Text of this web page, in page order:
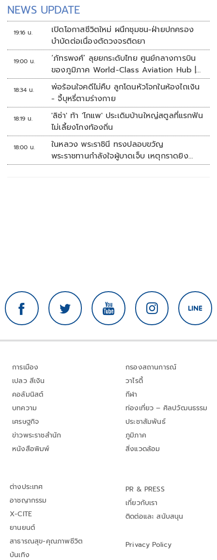
NEWS UPDATE
19:16 น.
เปิดโอกาสชีวิตใหม่ ผนึกชุมชน-ฝ่ายปกครอง
บำบัดต่อเนื่องตัดวงจรติดยา
19:00 น.
‘ภัทรพงศ์’ ลุยยกระดับไทย ศูนย์กลางการบิน
ของภูมิภาค World-Class Aviation Hub |
ห้องข่าวไทยโพสต์สุดสัปดาห์
18:34 น.
พ่อร้อนใจคดีไม่คืบ ลูกโดนหัวโจกในห้องไถเงิน
- จี้บุหรี่ตามร่างกาย
18:19 น.
'ลิซ่า' ท้า 'โกแพ' ประเดิมบ้านใหญ่สตูลที่แรกฟัน
ไม่เลี้ยงโกงท้องถิ่น
18:00 น.
ในหลวง พระราชินี ทรงปลอบขวัญ
พระราชทานกำลังใจผู้บาดเจ็บ เหตุกราดยิง
รร.เทพศิรินทร์นนทบุรี
การเมือง
เปลว สีเงิน
คอลัมนิสต์
บทความ
เศรษฐกิจ
ข่าวพระราชสำนัก
หนังสือพิมพ์
กรองสถานการณ์
วาไรตี้
กีฬา
ท่องเที่ยว – ศิลปวัฒนธรรม
ประชาสัมพันธ์
ภูมิภาค
สิ่งแวดล้อม
ต่างประเทศ
อาชญากรรม
X-CITE
ยานยนต์
สาธารณสุข-คุณภาพชีวิต
บันเทิง
PR & PRESS
เกี่ยวกับเรา
ติดต่อและ สนับสนุน
Privacy Policy